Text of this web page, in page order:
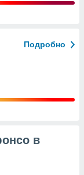
Подробно
в